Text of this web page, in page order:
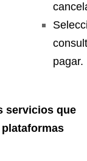
pagar.
servicios que